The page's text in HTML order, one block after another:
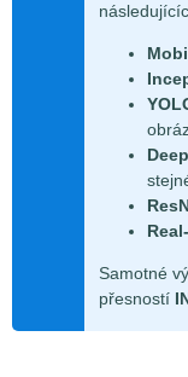
Samotné
přesností